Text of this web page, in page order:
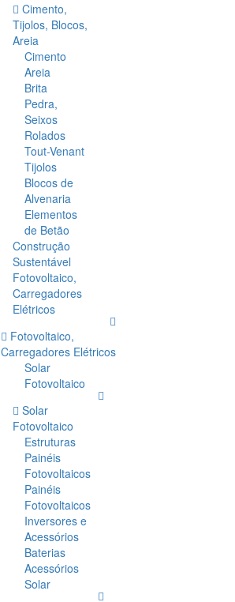
Cimento,
Tijolos, Blocos,
Areia
Cimento
Areia
Brita
Pedra,
Seixos
Rolados
Tout-Venant
Tijolos
Blocos de
Alvenaria
Elementos
de Betão
Construção
Sustentável
Fotovoltaico,
Carregadores
Elétricos
Fotovoltaico,
Carregadores Elétricos
Solar
Fotovoltaico
Solar
Fotovoltaico
Estruturas
Painéis
Fotovoltaicos
Painéis
Fotovoltaicos
Inversores e
Acessórios
Baterias
Acessórios
Solar